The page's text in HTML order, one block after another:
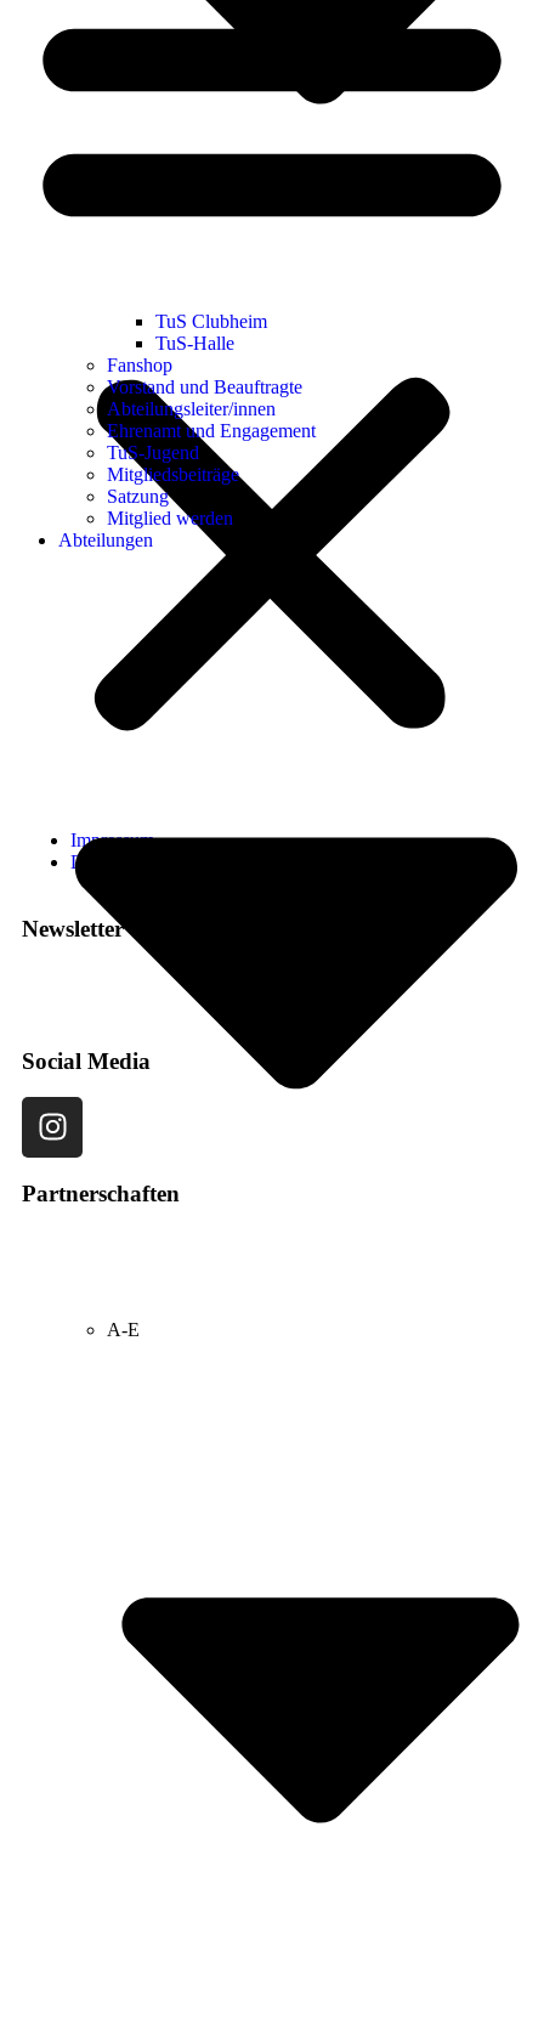
TuS Clubheim
TuS-Halle
Fanshop
Vorstand und Beauftragte
Abteilungsleiter/innen
Ehrenamt und Engagement
TuS-Jugend
Mitgliedsbeiträge
Satzung
Mitglied werden
Abteilungen
A-E
Impressum
Datenschutzerklärung
Newsletter
Social Media
Partnerschaften